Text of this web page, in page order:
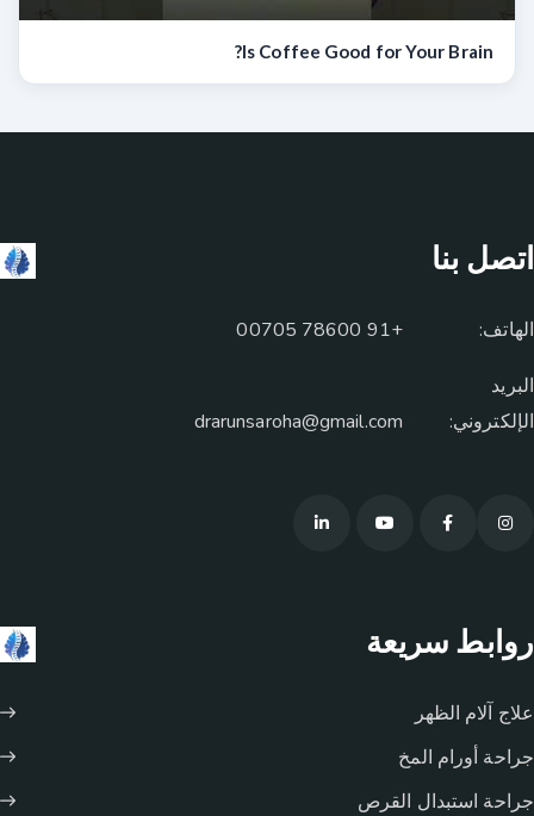
Is Coffee Good for Your Brain?
اتصل بنا
الهاتف: +91 78600 00705
البريد
الإلكتروني:
drarunsaroha@gmail.com
روابط سريعة
علاج آلام الظهر
جراحة أورام المخ
جراحة استبدال القرص